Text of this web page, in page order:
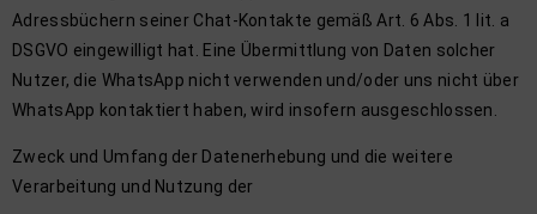
Adressbüchern seiner Chat-Kontakte gemäß Art. 6 Abs. 1 lit. a
DSGVO eingewilligt hat. Eine Übermittlung von Daten solcher
Nutzer, die WhatsApp nicht verwenden und/oder uns nicht über
WhatsApp kontaktiert haben, wird insofern ausgeschlossen.
Zweck und Umfang der Datenerhebung und die weitere
Verarbeitung und Nutzung der